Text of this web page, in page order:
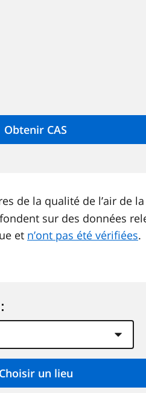
de la qualité de l’air de la
sur des données
et n’ont pas été vérifiées.